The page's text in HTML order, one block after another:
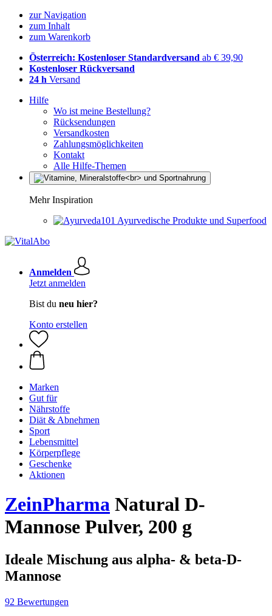
zur Navigation
zum Inhalt
zum Warenkorb
Österreich: Kostenloser Standardversand ab € 39,90
Kostenloser Rückversand
24 h Versand
Hilfe
Wo ist meine Bestellung?
Rücksendungen
Versandkosten
Zahlungsmöglichkeiten
Kontakt
Alle Hilfe-Themen
Mehr Inspiration
Ayurvedische Produkte und Superfood
Anmelden
Jetzt anmelden
Bist du neu hier?
Konto erstellen
Marken
Gut für
Nährstoffe
Diät & Abnehmen
Sport
Lebensmittel
Körperpflege
Geschenke
Aktionen
ZeinPharma Natural D-
Mannose Pulver, 200 g
Ideale Mischung aus alpha- & beta-D-
Mannose
92 Bewertungen